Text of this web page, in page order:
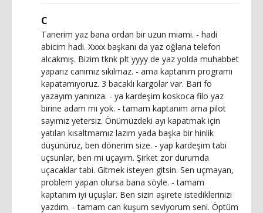
C
Tanerim yaz bana ordan bir uzun miami. - hadi
abicim hadi. Xxxx başkanı da yaz oğlana telefon
alcakmış. Bizim tknk plt yyyy de yaz yolda muhabbet
yaparız canımız sıkılmaz. - ama kaptanım programı
kapatamıyoruz. 3 bacaklı kargolar var. Bari fo
yazayım yanınıza. - ya kardeşim koskoca filo yaz
birine adam mı yok. - tamam kaptanım ama pilot
sayımız yetersiz. Önümüzdeki ayı kapatmak için
yatıları kısaltmamız lazım yada başka bir hinlik
düşünürüz, ben dönerim size. - yap kardeşim tabi
uçsunlar, ben mi uçayım. Şirket zor durumda
uçacaklar tabi. Gitmek isteyen gitsin. Sen uçmayan,
problem yapan olursa bana söyle. - tamam
kaptanım iyi uçuşlar. Ben sizin aşirete istediklerinizi
yazdım. - tamam can kuşum seviyorum seni. Öptüm